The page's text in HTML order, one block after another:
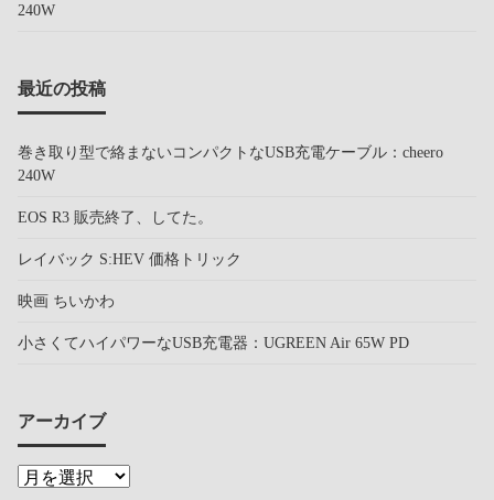
240W
最近の投稿
巻き取り型で絡まないコンパクトなUSB充電ケーブル：cheero
240W
EOS R3 販売終了、してた。
レイバック S:HEV 価格トリック
映画 ちいかわ
小さくてハイパワーなUSB充電器：UGREEN Air 65W PD
アーカイブ